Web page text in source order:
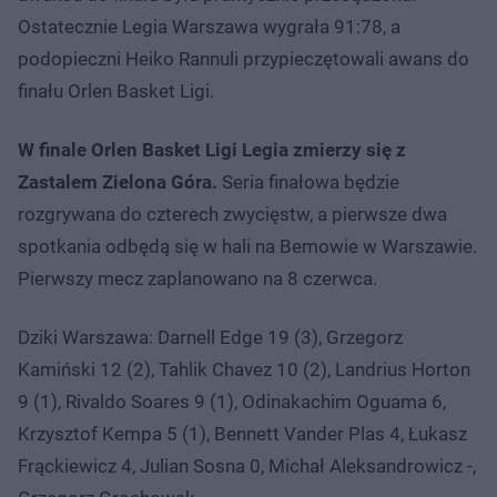
Ostatecznie Legia Warszawa wygrała 91:78, a
podopieczni Heiko Rannuli przypieczętowali awans do
finału Orlen Basket Ligi.
W finale Orlen Basket Ligi Legia zmierzy się z
Zastalem Zielona Góra. Seria finałowa będzie
rozgrywana do czterech zwycięstw, a pierwsze dwa
spotkania odbędą się w hali na Bemowie w Warszawie.
Pierwszy mecz zaplanowano na 8 czerwca.
Dziki Warszawa: Darnell Edge 19 (3), Grzegorz
Kamiński 12 (2), Tahlik Chavez 10 (2), Landrius Horton
9 (1), Rivaldo Soares 9 (1), Odinakachim Oguama 6,
Krzysztof Kempa 5 (1), Bennett Vander Plas 4, Łukasz
Frąckiewicz 4, Julian Sosna 0, Michał Aleksandrowicz -,